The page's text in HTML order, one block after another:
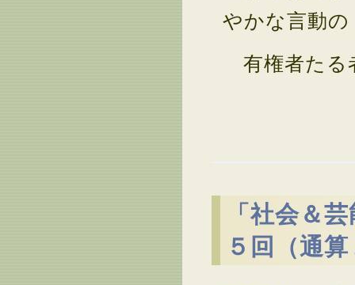
やかな言動
有権者たる
「社会＆
５回（通